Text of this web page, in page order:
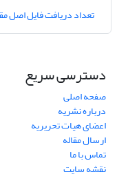
تعداد دریافت فایل اصل
دسترسی سریع
صفحه اصلی
درباره نشریه
اعضای هیات تحریریه
ارسال مقاله
تماس با ما
نقشه سایت